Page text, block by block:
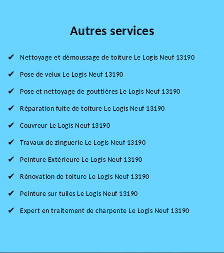
Autres services
Nettoyage et démoussage de toiture Le Logis Neuf 13190
Pose de velux Le Logis Neuf 13190
Pose et nettoyage de gouttières Le Logis Neuf 13190
Réparation fuite de toiture Le Logis Neuf 13190
Couvreur Le Logis Neuf 13190
Travaux de zinguerie Le Logis Neuf 13190
Peinture Extérieure Le Logis Neuf 13190
Rénovation de toiture Le Logis Neuf 13190
Peinture sur tuiles Le Logis Neuf 13190
Expert en traitement de charpente Le Logis Neuf 13190